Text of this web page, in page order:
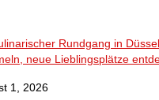
Rundgang in
neue Lieblingsplätze
1, 2026